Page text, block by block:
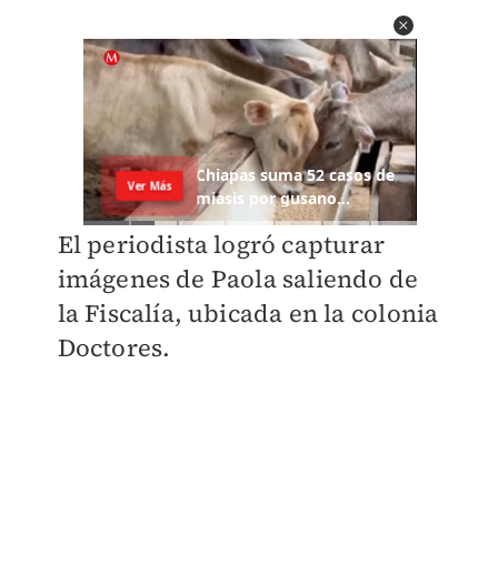
El periodista logró capturar
imágenes de Paola saliendo de
la Fiscalía, ubicada en la colonia
Doctores.